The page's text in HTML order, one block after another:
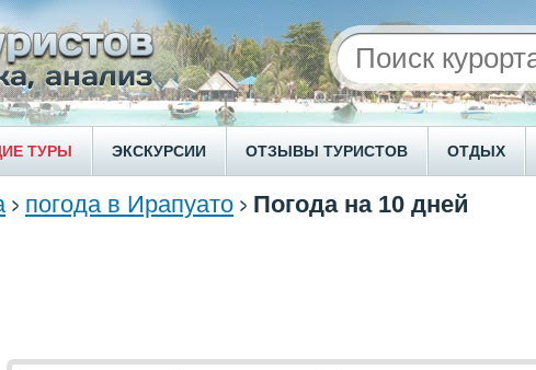
ТУРЫ ЭКСКУРСИИ ОТЗЫВЫ ТУРИСТОВ ОТДЫХ
погода в Ирапуато Погода на 10 дней